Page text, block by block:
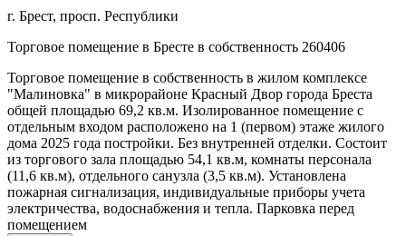
г. Брест, просп. Республики
Торговое помещение в Бресте в собственность 260406
Торговое помещение в собственность в жилом комплексе
"Малиновка" в микрорайоне Красный Двор города Бреста
общей площадью 69,2 кв.м. Изолированное помещение с
отдельным входом расположено на 1 (первом) этаже жилого
дома 2025 года постройки. Без внутренней отделки. Состоит
из торгового зала площадью 54,1 кв.м, комнаты персонала
(11,6 кв.м), отдельного санузла (3,5 кв.м). Установлена
пожарная сигнализация, индивидуальные приборы учета
электричества, водоснабжения и тепла. Парковка перед
помещением